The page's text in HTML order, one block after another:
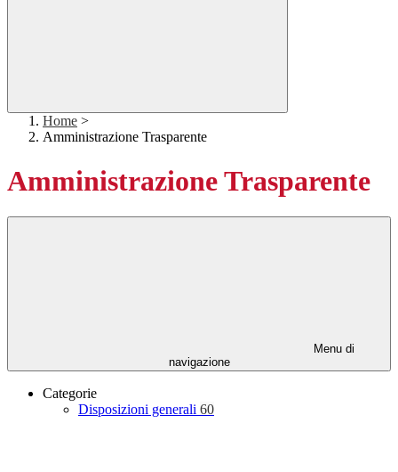
Home >
Amministrazione Trasparente
Amministrazione Trasparente
Menu di
navigazione
Categorie
Disposizioni generali 60